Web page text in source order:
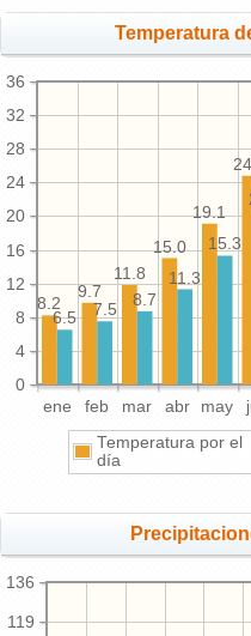
Temperatura
ene feb mar abr may
0
4
8
12
16
20
24
28
32
36
19.1
15.0
11.8
9.7
8.2
15.3
11.3
8.7
7.5
6.5
Temperatura por el
día
119
136